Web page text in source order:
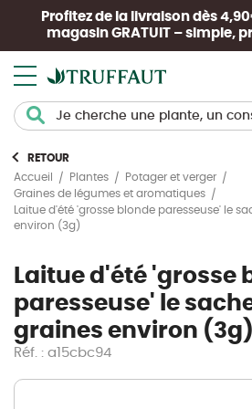
Profitez de la livraison dès
magasin GRATUIT – simple,
RETOUR
Accueil
Plantes
Potager et verger
Graines de légumes et aromatiques
Laitue d'été 'grosse blonde paresseuse' le
environ (3g)
Laitue d'été 'grosse
paresseuse' le
graines environ (3g)
Réf. : a15cbc94